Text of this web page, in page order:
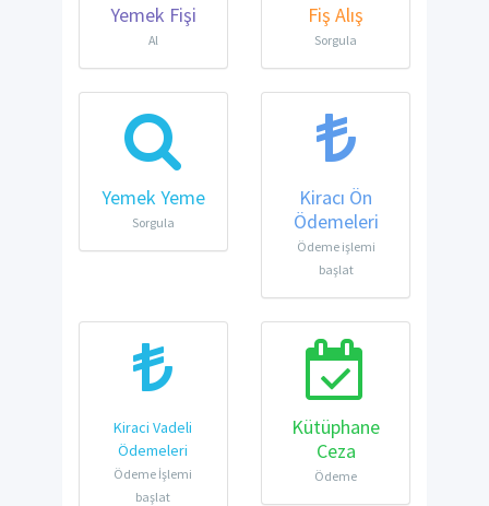
Yemek Fişi
Al
Fiş Alış
Sorgula
Yemek Yeme
Sorgula
Kiracı Ön
Ödemeleri
Ödeme işlemi
başlat
Kiraci Vadeli
Ödemeleri
Ödeme İşlemi
başlat
Kütüphane
Ceza
Ödeme